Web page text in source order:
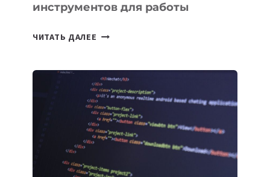
инструментов для работы
ЧИТАТЬ ДАЛЕЕ ТАСК-
ПОЛЕЗНЫХ
ИНСТРУМЕНТОВ
ДЛЯ
РАБОТЫ